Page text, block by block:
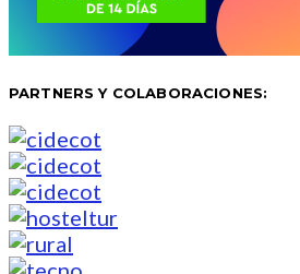
PARTNERS Y COLABORACIONES: